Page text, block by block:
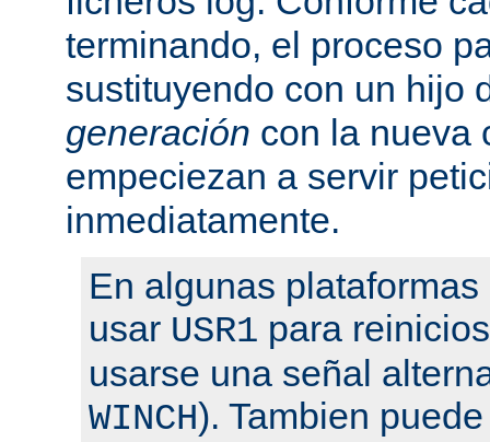
terminando, el proceso
sustituyendo con un hijo
generación con la nueva
empeciezan a servir
inmediatamente.
En algunas
usar USR1 para
usarse una señal
WINCH). Tambien